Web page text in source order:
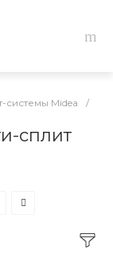
системы Midea /
сплит